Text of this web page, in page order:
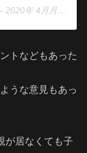
2020年 4月月15日午前3時40分PDT
トなどもあった
うな意見もあっ
が居なくても子